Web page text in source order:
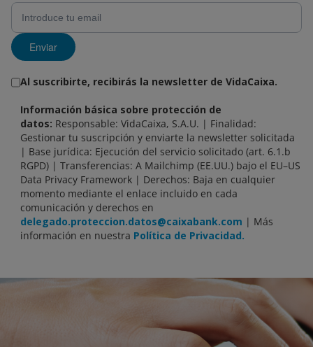
Enviar
Al suscribirte, recibirás la newsletter de VidaCaixa.
Información básica sobre protección de
datos: Responsable: VidaCaixa, S.A.U. | Finalidad:
Gestionar tu suscripción y enviarte la newsletter solicitada
| Base jurídica: Ejecución del servicio solicitado (art. 6.1.b
RGPD) | Transferencias: A Mailchimp (EE.UU.) bajo el EU–US
Data Privacy Framework | Derechos: Baja en cualquier
momento mediante el enlace incluido en cada
comunicación y derechos en
delegado.proteccion.datos@caixabank.com | Más
información en nuestra Política de Privacidad.